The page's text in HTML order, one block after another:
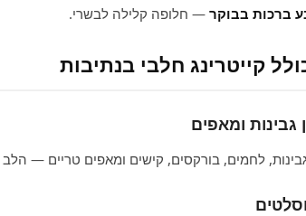
ברכות בבוקר — חלופה קלילה לבשרי.
קייטרינג חלבי בנתיבות
גבינות ומאפים
לחמים, בורקסים, קישים ומאפים טריים —